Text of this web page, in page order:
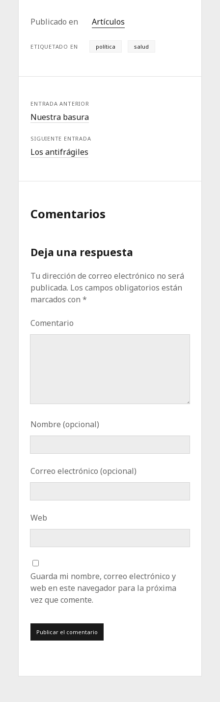
Publicado en Artículos
ETIQUETADO EN política salud
ENTRADA ANTERIOR
Nuestra basura
SIGUIENTE ENTRADA
Los antifrágiles
Comentarios
Deja una respuesta
Tu dirección de correo electrónico no será
publicada. Los campos obligatorios están
marcados con*
Comentario
Nombre (opcional)
Correo electrónico (opcional)
Web
Guarda mi nombre, correo electrónico y
web en este navegador para la próxima
vez que comente.